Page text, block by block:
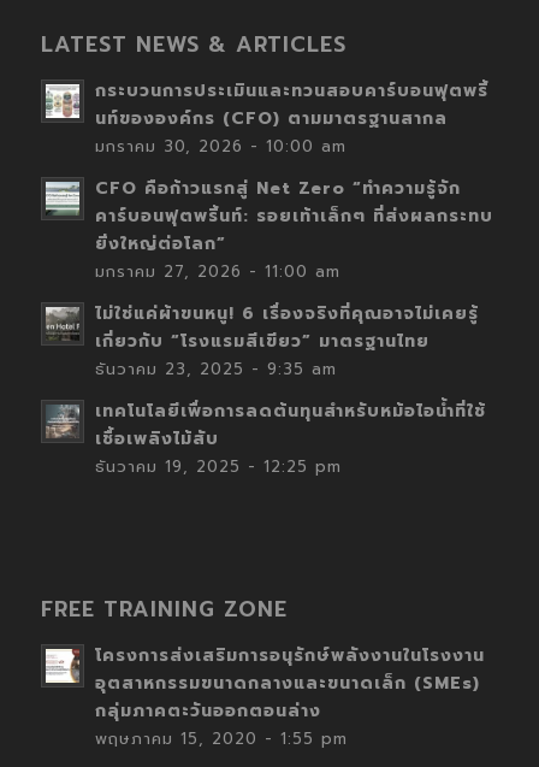
LATEST NEWS & ARTICLES
กระบวนการประเมินและทวนสอบคาร์บอนฟุตพริ้
นท์ขององค์กร (CFO) ตามมาตรฐานสากล
มกราคม 30, 2026 - 10:00 am
CFO คือก้าวแรกสู่ Net Zero “ทำความรู้จัก
คาร์บอนฟุตพริ้นท์: รอยเท้าเล็กๆ ที่ส่งผลกระทบ
ยิ่งใหญ่ต่อโลก”
มกราคม 27, 2026 - 11:00 am
ไม่ใช่แค่ผ้าขนหนู! 6 เรื่องจริงที่คุณอาจไม่เคยรู้
เกี่ยวกับ “โรงแรมสีเขียว” มาตรฐานไทย
ธันวาคม 23, 2025 - 9:35 am
เทคโนโลยีเพื่อการลดต้นทุนสำหรับหม้อไอน้ำที่ใช้
เชื้อเพลิงไม้สับ
ธันวาคม 19, 2025 - 12:25 pm
FREE TRAINING ZONE
โครงการส่งเสริมการอนุรักษ์พลังงานในโรงงาน
อุตสาหกรรมขนาดกลางและขนาดเล็ก (SMEs)
กลุ่มภาคตะวันออกตอนล่าง
พฤษภาคม 15, 2020 - 1:55 pm